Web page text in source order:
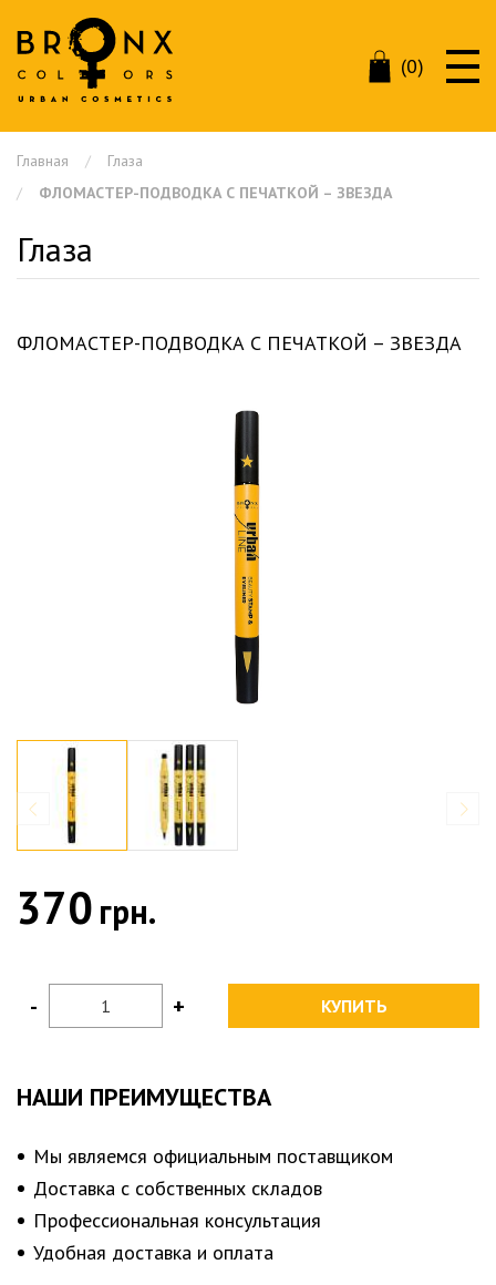
(0)
Главная
Глаза
ФЛОМАСТЕР-ПОДВОДКА С ПЕЧАТКОЙ – ЗВЕЗДА
Глаза
ФЛОМАСТЕР-ПОДВОДКА С ПЕЧАТКОЙ – ЗВЕЗДА
370 грн.
+
- КУПИТЬ
НАШИ ПРЕИМУЩЕСТВА
Мы являемся официальным поставщиком
Доставка с собственных складов
Профессиональная консультация
Удобная доставка и оплата